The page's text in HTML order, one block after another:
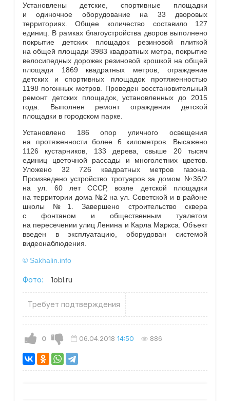
Установлены детские, спортивные площадки
и одиночное оборудование на 33 дворовых
территориях. Общее количество составило 127
единиц. В рамках благоустройства дворов выполнено
покрытие детских площадок резиновой плиткой
на общей площади 3983 квадратных метра, покрытие
велосипедных дорожек резиновой крошкой на общей
площади 1869 квадратных метров, ограждение
детских и спортивных площадок протяженностью
1198 погонных метров. Проведен восстановительный
ремонт детских площадок, установленных до 2015
года. Выполнен ремонт ограждения детской
площадки в городском парке.
Установлено 186 опор уличного освещения
на протяженности более 6 километров. Высажено
1126 кустарников, 133 дерева, свыше 20 тысяч
единиц цветочной рассады и многолетних цветов.
Уложено 32 726 квадратных метров газона.
Произведено устройство тротуаров за домом №36/2
на ул. 60 лет СССР, возле детской площадки
на территории дома №2 на ул. Советской и в районе
школы №1. Завершено строительство сквера
с фонтаном и общественным туалетом
на пересечении улиц Ленина и Карла Маркса. Объект
введен в эксплуатацию, оборудован системой
видеонаблюдения.
© Sakhalin.info
Фото: 1obl.ru
Требует подтверждения
0 06.04.2018 14:50 886